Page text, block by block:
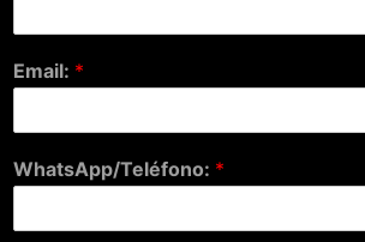
Email: *
WhatsApp/Teléfono: *